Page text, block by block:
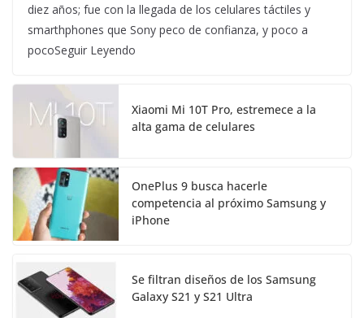
diez años; fue con la llegada de los celulares táctiles y
smarthphones que Sony peco de confianza, y poco a
pocoSeguir Leyendo
Xiaomi Mi 10T Pro, estremece a la
alta gama de celulares
OnePlus 9 busca hacerle
competencia al próximo Samsung y
iPhone
Se filtran diseños de los Samsung
Galaxy S21 y S21 Ultra